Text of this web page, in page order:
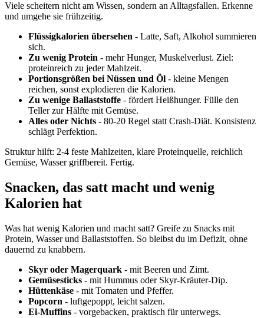
Viele scheitern nicht am Wissen, sondern an Alltagsfallen. Erkenne
und umgehe sie frühzeitig.
Flüssigkalorien übersehen - Latte, Saft, Alkohol summieren
sich.
Zu wenig Protein - mehr Hunger, Muskelverlust. Ziel:
proteinreich zu jeder Mahlzeit.
Portionsgrößen bei Nüssen und Öl - kleine Mengen
reichen, sonst explodieren die Kalorien.
Zu wenige Ballaststoffe - fördert Heißhunger. Fülle den
Teller zur Hälfte mit Gemüse.
Alles oder Nichts - 80-20 Regel statt Crash-Diät. Konsistenz
schlägt Perfektion.
Struktur hilft: 2-4 feste Mahlzeiten, klare Proteinquelle, reichlich
Gemüse, Wasser griffbereit. Fertig.
Snacken, das satt macht und wenig
Kalorien hat
Was hat wenig Kalorien und macht satt? Greife zu Snacks mit
Protein, Wasser und Ballaststoffen. So bleibst du im Defizit, ohne
dauernd zu knabbern.
Skyr oder Magerquark - mit Beeren und Zimt.
Gemüsesticks - mit Hummus oder Skyr-Kräuter-Dip.
Hüttenkäse - mit Tomaten und Pfeffer.
Popcorn - luftgepoppt, leicht salzen.
Ei-Muffins - vorgebacken, praktisch für unterwegs.